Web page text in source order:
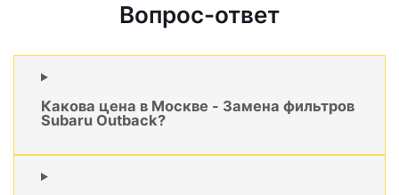
Вопрос-ответ
Какова цена в Москве - Замена фильтров
Subaru Outback?